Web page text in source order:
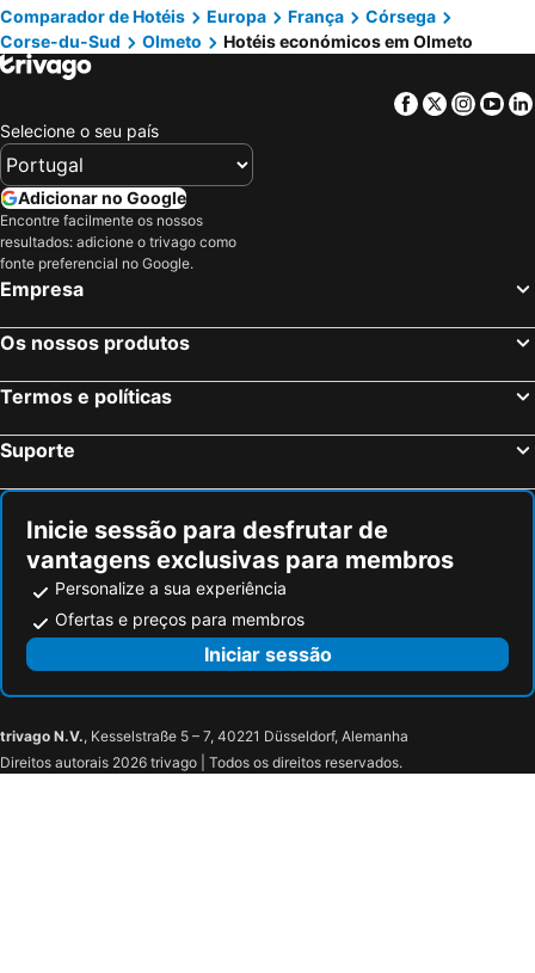
Hotel Restaurant de la Poste
Auberge du col saint Georges
Auberge U n'Antru Versu
Comparador de Hotéis Europa França
Córsega
Corse-du-Sud
Olmeto Hotéis económicos em Olmeto
Facebook
Twitter
Selecione o seu país
Adicionar no Google
Encontre facilmente os nossos
resultados: adicione o trivago como
fonte preferencial no Google.
Empresa
Os nossos produtos
Termos e políticas
Suporte
Inicie sessão para desfrutar de
vantagens exclusivas para membros
Personalize a sua experiência
Ofertas e preços para membros
Iniciar sessão
trivago N.V., Kesselstraße 5 – 7, 40221 Düsseldorf, Alemanha
Direitos autorais 2026 trivago | Todos os direitos reservados.